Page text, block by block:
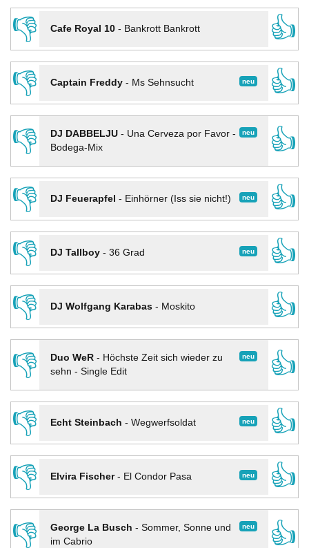
👎
Cafe Royal 10- Bankrott Bankrott
👍
👎
neu
Captain Freddy- Ms Sehnsucht
👍
👎
neu
DJ DABBELJU- Una Cerveza por Favor -
Bodega-Mix
👍
👎
neu
DJ Feuerapfel - Einhörner (Iss sie nicht!)
👍
👎
neu
DJ Tallboy- 36 Grad
👍
👎
DJ Wolfgang Karabas- Moskito
👍
👎
neu
Duo WeR- Höchste Zeit sich wieder zu
sehn - Single Edit
👍
👎
neu
Echt Steinbach - Wegwerfsoldat
👍
👎
neu
Elvira Fischer- El Condor Pasa
👍
👎
neu
George La Busch - Sommer, Sonne und
im Cabrio
👍